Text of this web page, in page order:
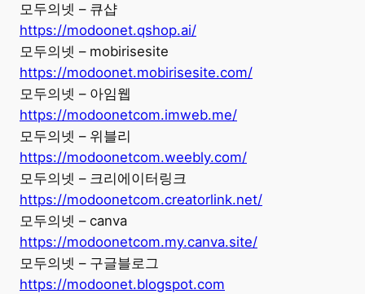
모두의넷 – 큐샵
https://modoonet.qshop.ai/
모두의넷 – mobirisesite
https://modoonet.mobirisesite.com/
모두의넷 – 아임웹
https://modoonetcom.imweb.me/
모두의넷 – 위블리
https://modoonetcom.weebly.com/
모두의넷 – 크리에이터링크
https://modoonetcom.creatorlink.net/
모두의넷 – canva
https://modoonetcom.my.canva.site/
모두의넷 – 구글블로그
https://modoonet.blogspot.com